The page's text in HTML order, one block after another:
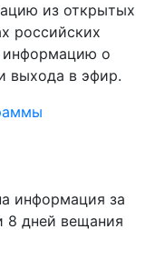
из открытых
российских
информацию о
выхода в эфир.
информация за
8 дней вещания